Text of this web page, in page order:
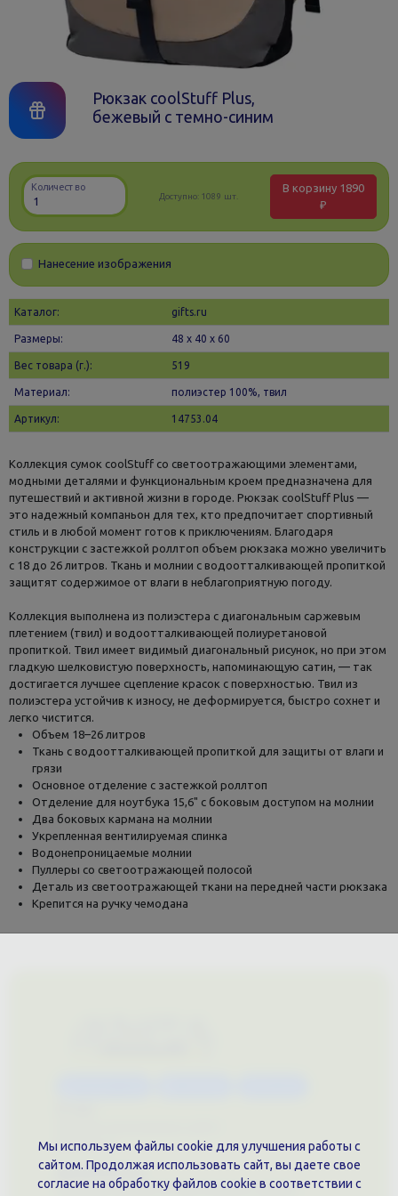
Рюкзак coolStuff Plus,
бежевый с темно-синим
Количество
Доступно: 1089 шт.
В корзину 1890
₽
Нанесение изображения
Каталог: gifts.ru
Размеры: 48 х 40 x 60
Вес товара (г.): 519
Материал: полиэстер 100%, твил
Артикул: 14753.04
Коллекция сумок coolStuff со светоотражающими элементами,
модными деталями и функциональным кроем предназначена для
путешествий и активной жизни в городе. Рюкзак coolStuff Plus —
это надежный компаньон для тех, кто предпочитает спортивный
стиль и в любой момент готов к приключениям. Благодаря
конструкции с застежкой роллтоп объем рюкзака можно увеличить
с 18 до 26 литров. Ткань и молнии с водоотталкивающей пропиткой
защитят содержимое от влаги в неблагоприятную погоду.
Коллекция выполнена из полиэстера с диагональным саржевым
плетением (твил) и водоотталкивающей полиуретановой
пропиткой. Твил имеет видимый диагональный рисунок, но при этом
гладкую шелковистую поверхность, напоминающую сатин, — так
достигается лучшее сцепление красок с поверхностью. Твил из
полиэстера устойчив к износу, не деформируется, быстро сохнет и
легко чистится.
Объем 18–26 литров
Ткань с водоотталкивающей пропиткой для защиты от влаги и
грязи
Основное отделение с застежкой роллтоп
Отделение для ноутбука 15,6" с боковым доступом на молнии
Два боковых кармана на молнии
Укрепленная вентилируемая спинка
Водонепроницаемые молнии
Пуллеры со светоотражающей полосой
Деталь из светоотражающей ткани на передней части рюкзака
Крепится на ручку чемодана
Вконтакте
Документы
Политика обработки персональных данных
Мы используем файлы cookie для улучшения работы с
сайтом. Продолжая использовать сайт, вы даете свое
согласие на обработку файлов cookie в соответствии с